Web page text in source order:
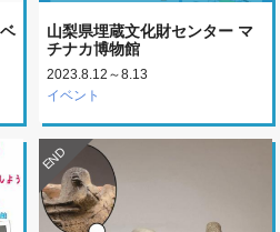
山梨県埋蔵文化財センター マ
チナカ博物館
2023.8.12～8.13
イベント
END